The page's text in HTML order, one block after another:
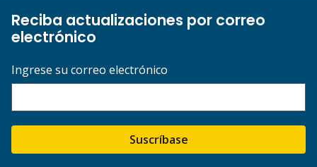
Reciba actualizaciones por correo
electrónico
Ingrese su correo electrónico
Suscríbase